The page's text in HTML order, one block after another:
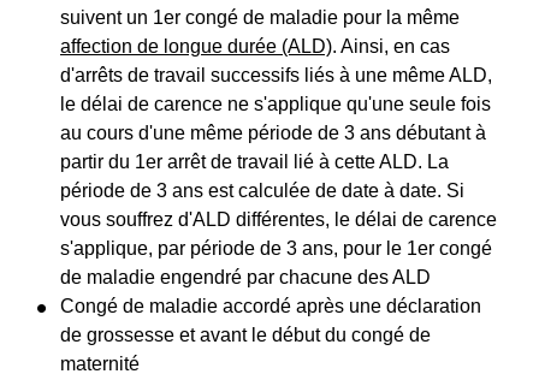
suivent un 1er congé de maladie pour la même
affection de longue durée (ALD). Ainsi, en cas
d'arrêts de travail successifs liés à une même ALD,
le délai de carence ne s'applique qu'une seule fois
au cours d'une même période de 3 ans débutant à
partir du 1er arrêt de travail lié à cette ALD. La
période de 3 ans est calculée de date à date. Si
vous souffrez d'ALD différentes, le délai de carence
s'applique, par période de 3 ans, pour le 1er congé
de maladie engendré par chacune des ALD
Congé de maladie accordé après une déclaration
de grossesse et avant le début du congé de
maternité